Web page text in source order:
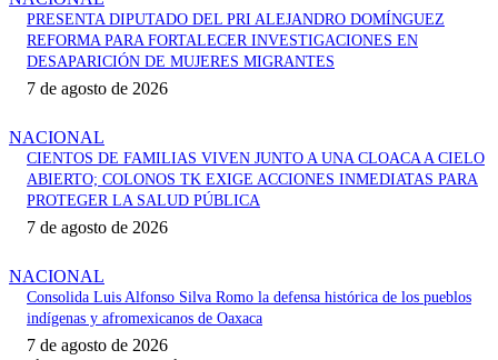
PRESENTA DIPUTADO DEL PRI ALEJANDRO DOMÍNGUEZ
REFORMA PARA FORTALECER INVESTIGACIONES EN
DESAPARICIÓN DE MUJERES MIGRANTES
7 de agosto de 2026
NACIONAL
CIENTOS DE FAMILIAS VIVEN JUNTO A UNA CLOACA A CIELO
ABIERTO; COLONOS TK EXIGE ACCIONES INMEDIATAS PARA
PROTEGER LA SALUD PÚBLICA
7 de agosto de 2026
NACIONAL
Consolida Luis Alfonso Silva Romo la defensa histórica de los pueblos
indígenas y afromexicanos de Oaxaca
7 de agosto de 2026